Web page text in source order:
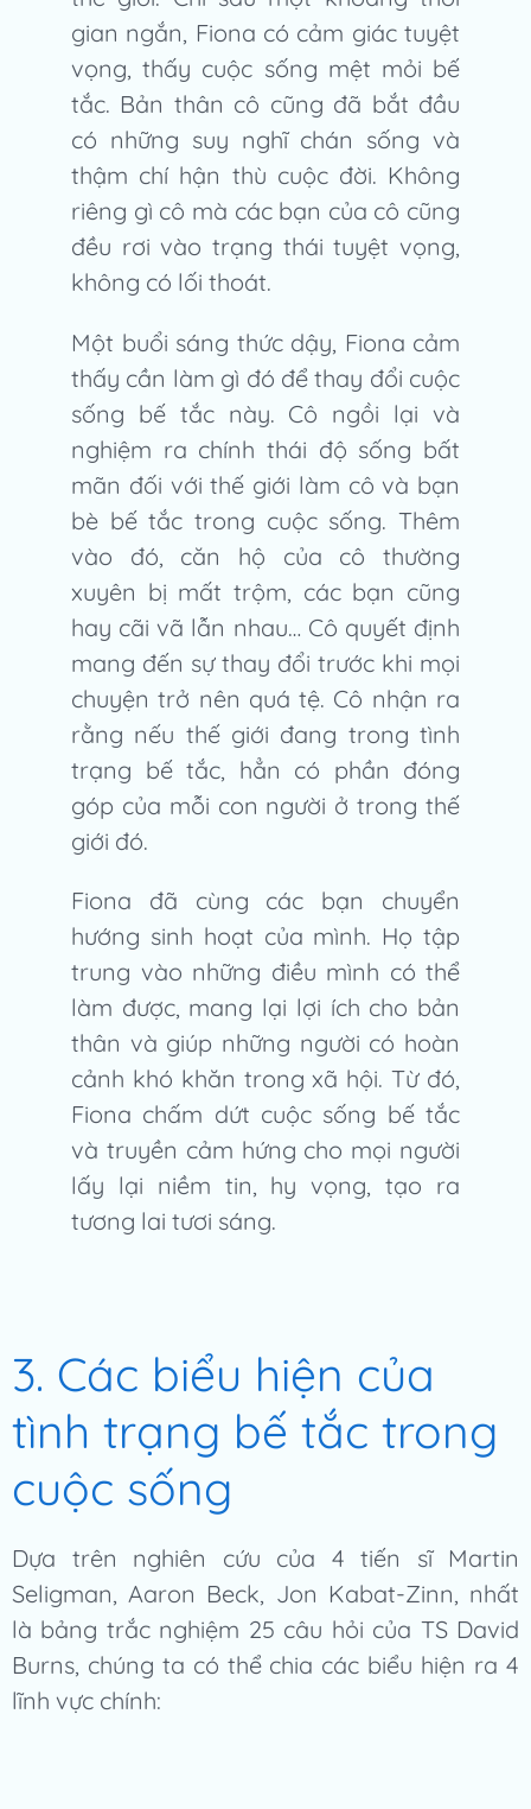
gian ngắn, Fiona có cảm giác tuyệt
vọng, thấy cuộc sống mệt mỏi bế
tắc. Bản thân cô cũng đã bắt đầu
có những suy nghĩ chán sống và
thậm chí hận thù cuộc đời. Không
riêng gì cô mà các bạn của cô cũng
đều rơi vào trạng thái tuyệt vọng,
không có lối thoát.
Một buổi sáng thức dậy, Fiona cảm
thấy cần làm gì đó để thay đổi cuộc
sống bế tắc này. Cô ngồi lại và
nghiệm ra chính thái độ sống bất
mãn đối với thế giới làm cô và bạn
bè bế tắc trong cuộc sống. Thêm
vào đó, căn hộ của cô thường
xuyên bị mất trộm, các bạn cũng
hay cãi vã lẫn nhau… Cô quyết định
mang đến sự thay đổi trước khi mọi
chuyện trở nên quá tệ. Cô nhận ra
rằng nếu thế giới đang trong tình
trạng bế tắc, hẳn có phần đóng
góp của mỗi con người ở trong thế
giới đó.
Fiona đã cùng các bạn chuyển
hướng sinh hoạt của mình. Họ tập
trung vào những điều mình có thể
làm được, mang lại lợi ích cho bản
thân và giúp những người có hoàn
cảnh khó khăn trong xã hội. Từ đó,
Fiona chấm dứt cuộc sống bế tắc
và truyền cảm hứng cho mọi người
lấy lại niềm tin, hy vọng, tạo ra
tương lai tươi sáng.
3. Các biểu hiện của
tình trạng bế tắc trong
cuộc sống
Dựa trên nghiên cứu của 4 tiến sĩ Martin
Seligman, Aaron Beck, Jon Kabat-Zinn, nhất
là bảng trắc nghiệm 25 câu hỏi của TS David
Burns, chúng ta có thể chia các biểu hiện ra 4
lĩnh vực chính: